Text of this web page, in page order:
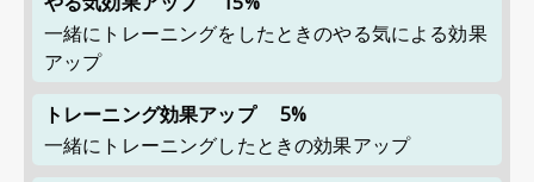
一緒にトレーニングをしたときのやる気による効果
アップ
トレーニング効果アップ
5%
一緒にトレーニングしたときの効果アップ